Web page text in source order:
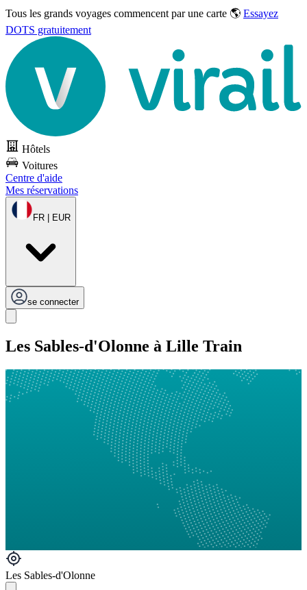
Tous les grands voyages commencent par une carte 🌎 Essayez
DOTS gratuitement
Hôtels
Voitures
Centre d'aide
Mes réservations
FR | EUR
se connecter
Les Sables-d'Olonne à Lille Train
Les Sables-d'Olonne